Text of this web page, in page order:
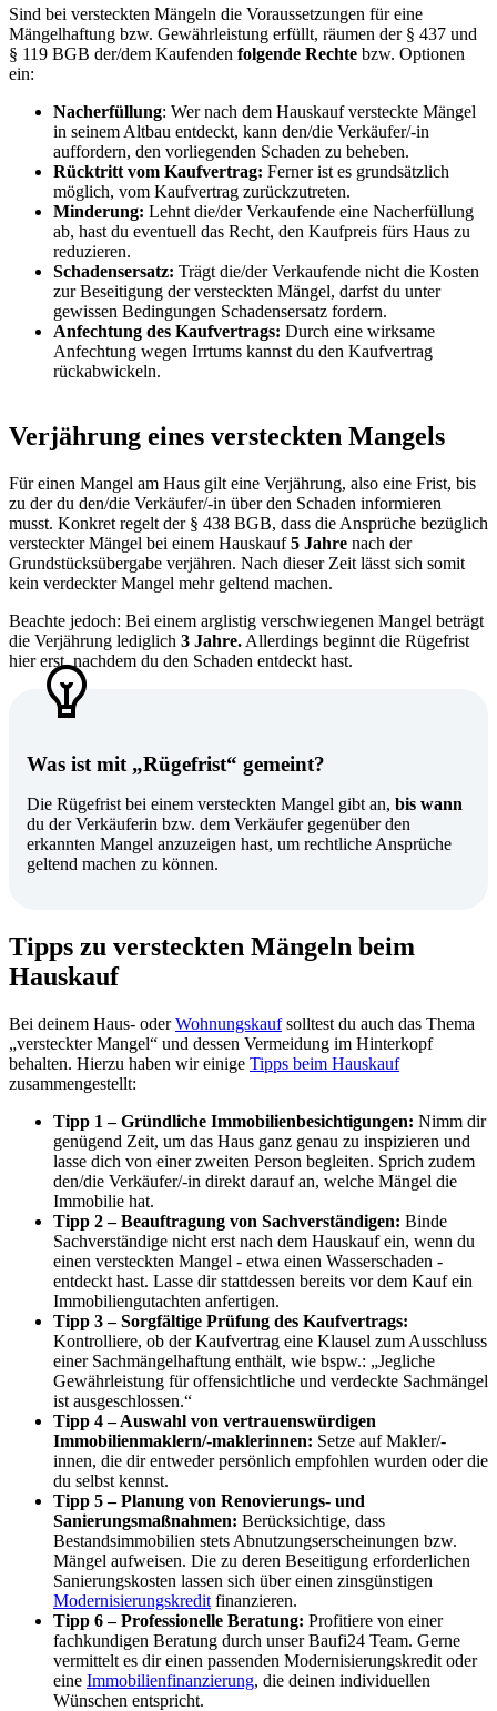
Sind bei versteckten Mängeln die Voraussetzungen für eine
Mängelhaftung bzw. Gewährleistung erfüllt, räumen der § 437 und
§ 119 BGB der/dem Kaufenden folgende Rechte bzw. Optionen
ein:
Nacherfüllung: Wer nach dem Hauskauf versteckte Mängel
in seinem Altbau entdeckt, kann den/die Verkäufer/-in
auffordern, den vorliegenden Schaden zu beheben.
Rücktritt vom Kaufvertrag: Ferner ist es grundsätzlich
möglich, vom Kaufvertrag zurückzutreten.
Minderung: Lehnt die/der Verkaufende eine Nacherfüllung
ab, hast du eventuell das Recht, den Kaufpreis fürs Haus zu
reduzieren.
Schadensersatz: Trägt die/der Verkaufende nicht die Kosten
zur Beseitigung der versteckten Mängel, darfst du unter
gewissen Bedingungen Schadensersatz fordern.
Anfechtung des Kaufvertrags: Durch eine wirksame
Anfechtung wegen Irrtums kannst du den Kaufvertrag
rückabwickeln.
Verjährung eines versteckten Mangels
Für einen Mangel am Haus gilt eine Verjährung, also eine Frist, bis
zu der du den/die Verkäufer/-in über den Schaden informieren
musst. Konkret regelt der § 438 BGB, dass die Ansprüche bezüglich
versteckter Mängel bei einem Hauskauf5 Jahre nach der
Grundstücksübergabe verjähren. Nach dieser Zeit lässt sich somit
kein verdeckter Mangel mehr geltend machen.
Beachte jedoch: Bei einem arglistig verschwiegenen Mangel beträgt
die Verjährung lediglich 3 Jahre. Allerdings beginnt die Rügefrist
hier erst, nachdem du den Schaden entdeckt hast.
Was ist mit „Rügefrist“ gemeint?
Die Rügefrist bei einem versteckten Mangel gibt an, bis wann
du der Verkäuferin bzw. dem Verkäufer gegenüber den
erkannten Mangel anzuzeigen hast, um rechtliche Ansprüche
geltend machen zu können.
Tipps zu versteckten Mängeln beim
Hauskauf
Bei deinem Haus- oderWohnungskaufsolltest du auch das Thema
„versteckter Mangel“ und dessen Vermeidung im Hinterkopf
behalten. Hierzu haben wir einige Tipps beim Hauskauf
zusammengestellt:
Tipp 1 – Gründliche Immobilienbesichtigungen: Nimm dir
genügend Zeit, um das Haus ganz genau zu inspizieren und
lasse dich von einer zweiten Person begleiten. Sprich zudem
den/die Verkäufer/-in direkt darauf an, welche Mängel die
Immobilie hat.
Tipp 2 – Beauftragung von Sachverständigen: Binde
Sachverständige nicht erst nach dem Hauskauf ein, wenn du
einen versteckten Mangel - etwa einen Wasserschaden -
entdeckt hast. Lasse dir stattdessen bereits vor dem Kauf ein
Immobiliengutachten anfertigen.
Tipp 3 – Sorgfältige Prüfung des Kaufvertrags:
Kontrolliere, ob der Kaufvertrag eine Klausel zum Ausschluss
einer Sachmängelhaftung enthält, wie bspw.: „Jegliche
Gewährleistung für offensichtliche und verdeckte Sachmängel
ist ausgeschlossen.“
Tipp 4 – Auswahl von vertrauenswürdigen
Immobilienmaklern/-maklerinnen: Setze auf Makler/-
innen, die dir entweder persönlich empfohlen wurden oder die
du selbst kennst.
Tipp 5 – Planung von Renovierungs- und
Sanierungsmaßnahmen: Berücksichtige, dass
Bestandsimmobilien stets Abnutzungserscheinungen bzw.
Mängel aufweisen. Die zu deren Beseitigung erforderlichen
Sanierungskosten lassen sich über einen zinsgünstigen
Modernisierungskredit finanzieren.
Tipp 6 – Professionelle Beratung: Profitiere von einer
fachkundigen Beratung durch unser Baufi24 Team. Gerne
vermittelt es dir einen passenden Modernisierungskredit oder
eine Immobilienfinanzierung, die deinen individuellen
Wünschen entspricht.